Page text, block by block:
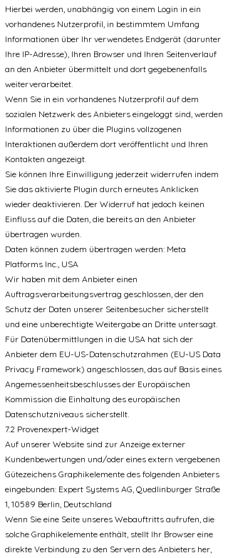
Hierbei werden, unabhängig von einem Login in ein
vorhandenes Nutzerprofil, in bestimmtem Umfang
Informationen über Ihr verwendetes Endgerät (darunter
Ihre IP-Adresse), Ihren Browser und Ihren Seitenverlauf
an den Anbieter übermittelt und dort gegebenenfalls
weiterverarbeitet.
Wenn Sie in ein vorhandenes Nutzerprofil auf dem
sozialen Netzwerk des Anbieters eingeloggt sind, werden
Informationen zu über die Plugins vollzogenen
Interaktionen außerdem dort veröffentlicht und Ihren
Kontakten angezeigt.
Sie können Ihre Einwilligung jederzeit widerrufen indem
Sie das aktivierte Plugin durch erneutes Anklicken
wieder deaktivieren. Der Widerruf hat jedoch keinen
Einfluss auf die Daten, die bereits an den Anbieter
übertragen wurden.
Daten können zudem übertragen werden: Meta
Platforms Inc., USA
Wir haben mit dem Anbieter einen
Auftragsverarbeitungsvertrag geschlossen, der den
Schutz der Daten unserer Seitenbesucher sicherstellt
und eine unberechtigte Weitergabe an Dritte untersagt.
Für Datenübermittlungen in die USA hat sich der
Anbieter dem EU-US-Datenschutzrahmen (EU-US Data
Privacy Framework) angeschlossen, das auf Basis eines
Angemessenheitsbeschlusses der Europäischen
Kommission die Einhaltung des europäischen
Datenschutzniveaus sicherstellt.
7.2 Provenexpert-Widget
Auf unserer Website sind zur Anzeige externer
Kundenbewertungen und/oder eines extern vergebenen
Gütezeichens Graphikelemente des folgenden Anbieters
eingebunden: Expert Systems AG, Quedlinburger Straße
1, 10589 Berlin, Deutschland
Wenn Sie eine Seite unseres Webauftritts aufrufen, die
solche Graphikelemente enthält, stellt Ihr Browser eine
direkte Verbindung zu den Servern des Anbieters her,